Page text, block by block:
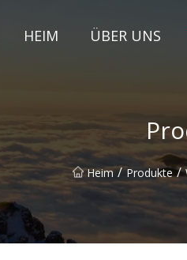
HEIM ÜBER UNS
Heim / Produkte /